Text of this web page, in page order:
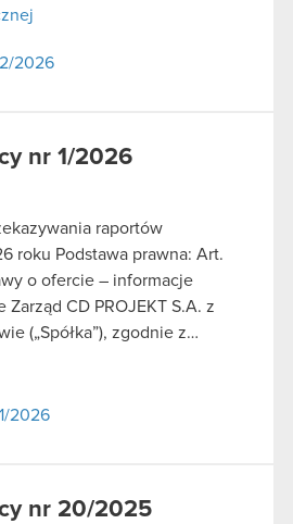
2/2026
nr 1/2026
raportów
roku Podstawa prawna: Art.
o ofercie – informacje
CD PROJEKT S.A. z
(„Spółka”), zgodnie z…
2026
nr 20/2025